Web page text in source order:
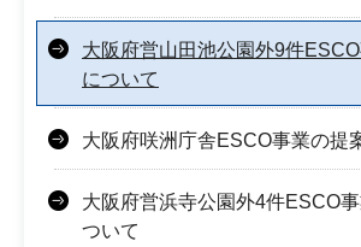
大阪府営山田池公園外9件
について
大阪府咲洲庁舎ESCO事業の提
大阪府営浜寺公園外4件ESCO
ついて